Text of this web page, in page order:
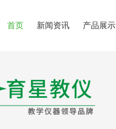
首页 新闻资讯 产品展示